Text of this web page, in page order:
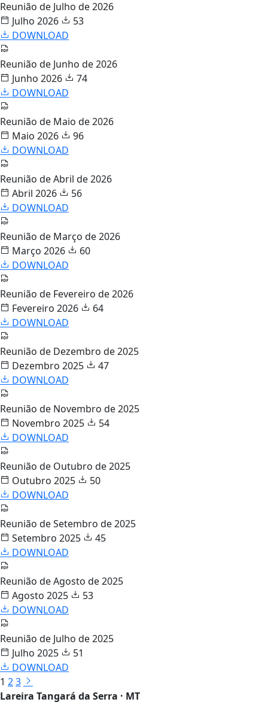
Reunião de Julho de 2026
Julho 2026
53
DOWNLOAD
Reunião de Junho de 2026
Junho 2026
74
DOWNLOAD
Reunião de Maio de 2026
Maio 2026
96
DOWNLOAD
Reunião de Abril de 2026
Abril 2026
56
DOWNLOAD
Reunião de Março de 2026
Março 2026
60
DOWNLOAD
Reunião de Fevereiro de 2026
Fevereiro 2026
64
DOWNLOAD
Reunião de Dezembro de 2025
Dezembro 2025
47
DOWNLOAD
Reunião de Novembro de 2025
Novembro 2025
54
DOWNLOAD
Reunião de Outubro de 2025
Outubro 2025
50
DOWNLOAD
Reunião de Setembro de 2025
Setembro 2025
45
DOWNLOAD
Reunião de Agosto de 2025
Agosto 2025
53
DOWNLOAD
Reunião de Julho de 2025
Julho 2025
51
DOWNLOAD
1 23
Lareira Tangará da Serra · MT